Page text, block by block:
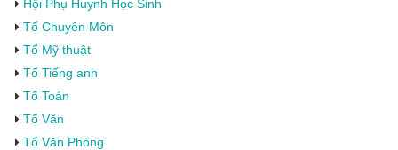
Hội Phụ Huynh Học Sinh
Tổ Chuyên Môn
Tổ Mỹ thuật
Tổ Tiếng anh
Tổ Toán
Tổ Văn
Tổ Văn Phòng